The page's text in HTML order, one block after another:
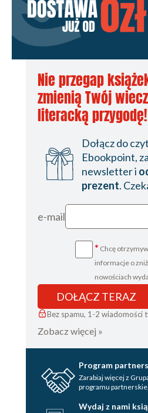
Nie przegap
zmienią Twój
literacką przygodę!
Dołącz do
Ebookpoint,
newsletter i
prezent.
e-mail
* Chcę
informacje o
nowościach
DOŁĄCZ TERAZ
Bez spamu, 1-2 wiadomości
Zobacz więcej »
Program
Zarabiaj więcej z
programu
Wydaj z nami